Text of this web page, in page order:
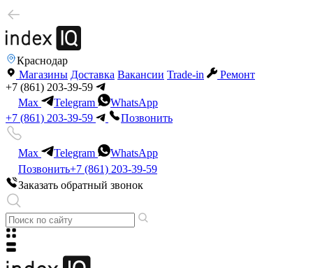
Краснодар
Магазины Доставка Вакансии Trade-in
Ремонт
+7 (861) 203-39-59
Max
Telegram
WhatsApp
+7 (861) 203-39-59
Позвонить
Max Telegram
WhatsApp
Позвонить+7 (861) 203-39-59
Заказать обратный звонок